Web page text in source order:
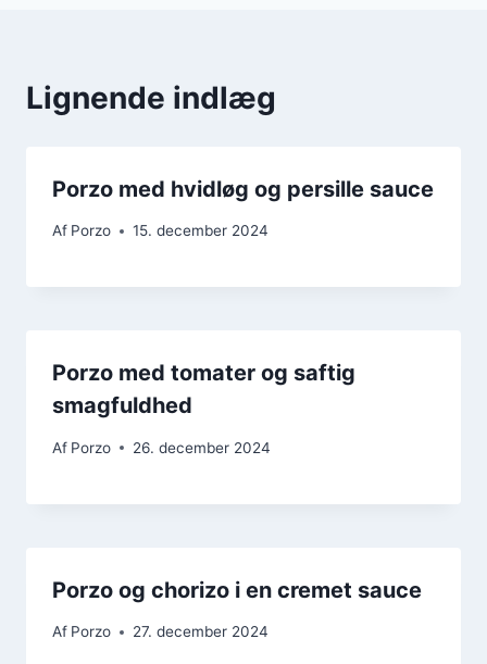
Lignende indlæg
Porzo med hvidløg og persille sauce
Af Porzo 15. december 2024
Porzo med tomater og saftig
smagfuldhed
Af Porzo 26. december 2024
Porzo og chorizo i en cremet sauce
Af Porzo 27. december 2024